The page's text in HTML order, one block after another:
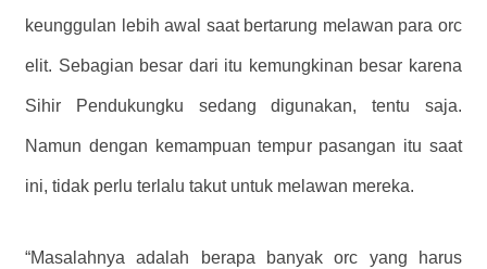
keunggulan lebih awal saat bertarung melawan para orc
elit. Sebagian besar dari itu kemungkinan besar karena
Sihir Pendukungku sedang digunakan, tentu saja.
Namun dengan kemampuan tempur pasangan itu saat
ini, tidak perlu terlalu takut untuk melawan mereka.
“Masalahnya adalah berapa banyak orc yang harus